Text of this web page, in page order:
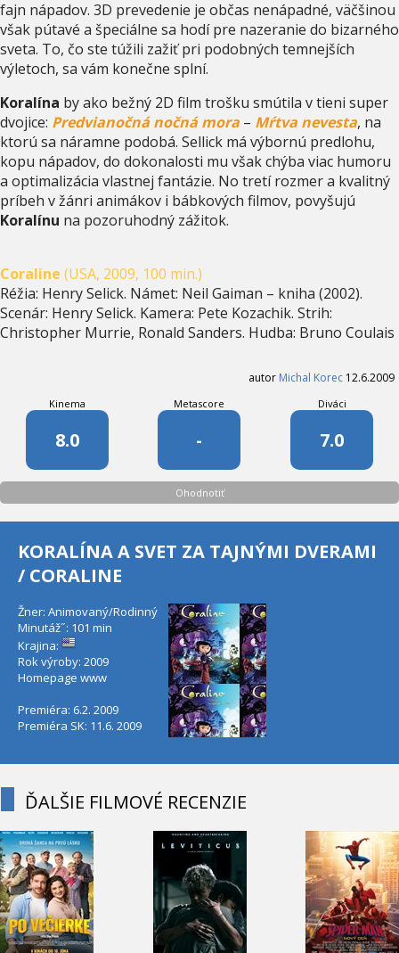
fajn nápadov. 3D prevedenie je občas nenápadné, väčšinou
však pútavé a špeciálne sa hodí pre nazeranie do bizarného
sveta. To, čo ste túžili zažiť pri podobných temnejších
výletoch, sa vám konečne splní.
Koralína by ako bežný 2D film trošku smútila v tieni super
dvojice: Predvianočná nočná mora – Mŕtva nevesta, na
ktorú sa náramne podobá. Sellick má výbornú predlohu,
kopu nápadov, do dokonalosti mu však chýba viac humoru
a optimalizácia vlastnej fantázie. No tretí rozmer a kvalitný
príbeh v žánri animákov i bábkových filmov, povyšujú
Koralínu na pozoruhodný zážitok.
Coraline (USA, 2009, 100 min.)
Réžia: Henry Selick. Námet: Neil Gaiman – kniha (2002).
Scenár: Henry Selick. Kamera: Pete Kozachik. Strih:
Christopher Murrie, Ronald Sanders. Hudba: Bruno Coulais
autor Michal Korec 12.6.2009
Kinema
8.0
Metascore
-
Diváci
7.0
Ohodnotiť
KORALÍNA A SVET ZA TAJNÝMI DVERAMI
/ CORALINE
Žner: Animovaný/Rodinný
Minutáž˝: 101 min
Krajina:
Rok výroby: 2009
Homepage www
Premiéra: 6.2. 2009
Premiéra SK: 11.6. 2009
ĎALŠIE FILMOVÉ RECENZIE